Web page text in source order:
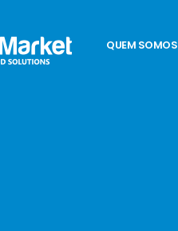
QUEM SOMOS